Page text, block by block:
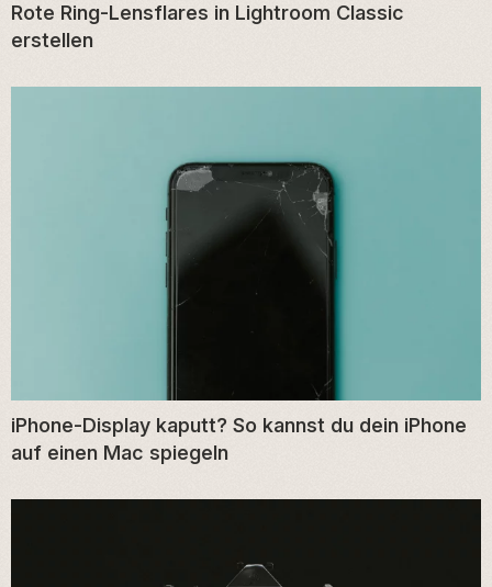
Rote Ring-Lensflares in Lightroom Classic
erstellen
iPhone-Display kaputt? So kannst du dein iPhone
auf einen Mac spiegeln